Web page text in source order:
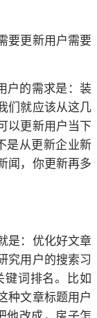
要更新用户需要
户的需求是：装
们就应该从这几
以更新用户当下
是从更新企业新
闻，你更新再多
是：优化好文章
究用户的搜索习
词排名。比如
种文章标题用户